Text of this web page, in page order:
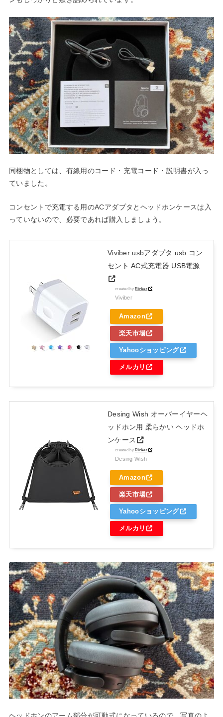
同梱物としては、有線用のコード・充電コード・説明書が入っ
ていました。
コンセントで充電する用のACアダプタとヘッドホンケースは入
っていないので、必要であれば購入しましょう。
Viviber usbアダプタ usb コン
セント AC式充電器 USB電源
created byRinker
Viviber
Amazon
楽天市場
Yahooショッピング
メルカリ
Desing Wish オーバーイヤーヘ
ッドホン用 柔らかい ヘッドホ
ンケース
created byRinker
Desing Wish
Amazon
楽天市場
Yahooショッピング
メルカリ